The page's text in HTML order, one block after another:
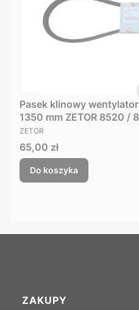
Pasek klinowy
1350 mm ZETOR 8520 /
PRODUCENT
ZETOR
Cena
65,00 zł
Do koszyka
Linki w stopce
ZAKUPY